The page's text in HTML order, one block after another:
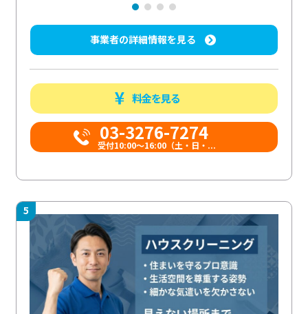
事業者の詳細情報を見る
料金を見る
03-3276-7274
受付10:00〜16:00（土・日・...
5